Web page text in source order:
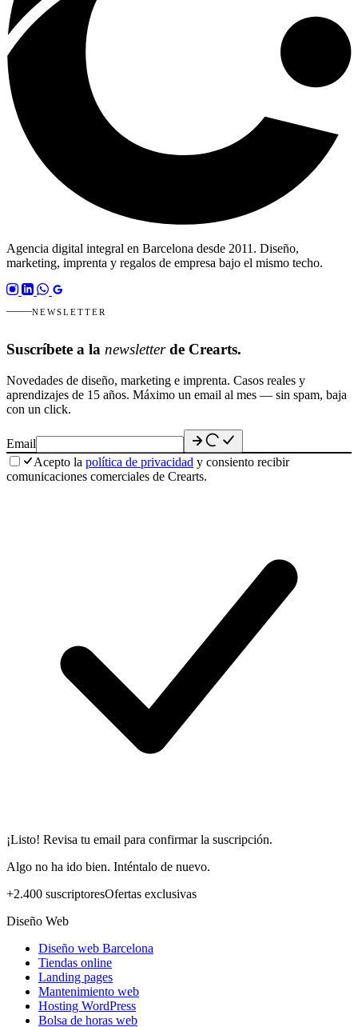
Agencia digital integral en Barcelona desde 2011. Diseño,
marketing, imprenta y regalos de empresa bajo el mismo techo.
NEWSLETTER
Suscríbete a la newsletterde Crearts.
Novedades de diseño, marketing e imprenta. Casos reales y
aprendizajes de 15 años. Máximo un email al mes — sin spam, baja
con un click.
Email
Acepto la política de privacidad y consiento recibir
comunicaciones comerciales de Crearts.
¡Listo! Revisa tu email para confirmar la suscripción.
Algo no ha ido bien. Inténtalo de nuevo.
+2.400 suscriptoresOfertas exclusivas
Diseño Web
Diseño web Barcelona
Tiendas online
Landing pages
Mantenimiento web
Hosting WordPress
Bolsa de horas web